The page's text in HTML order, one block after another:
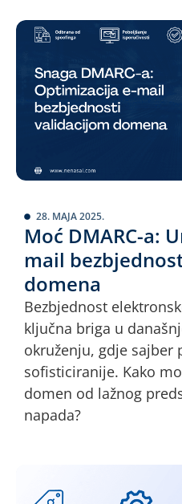
28. MAJA 2025.
Moć DMARC-a:
mail
domena
Bezbjednost
ključna briga u
okruženju, gdje sajber
sofisticiranije. Kako
domen od lažnog
napada?